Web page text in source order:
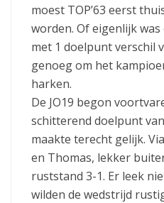
moest TOP’63 eerst
worden. Of eigenlijk
met 1 doelpunt verschil
genoeg om het
harken.
De JO19 begon
schitterend doelpunt
maakte terecht gelijk.
en Thomas, lekker
ruststand 3-1. Er leek
wilden de wedstrijd